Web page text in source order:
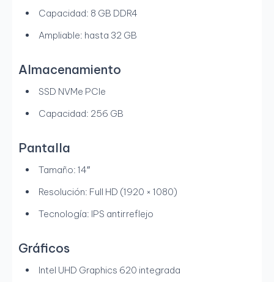
Capacidad: 8 GB DDR4
Ampliable: hasta 32 GB
Almacenamiento
SSD NVMe PCIe
Capacidad: 256 GB
Pantalla
Tamaño: 14″
Resolución: Full HD (1920 × 1080)
Tecnología: IPS antirreflejo
Gráficos
Intel UHD Graphics 620 integrada